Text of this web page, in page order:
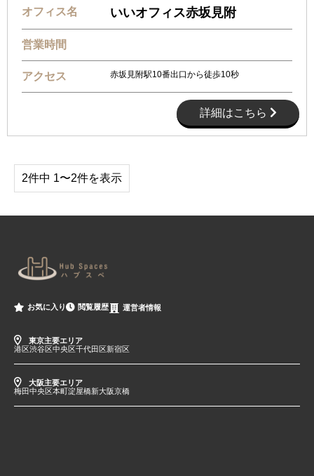
オフィス名 いいオフィス赤坂見附
営業時間
アクセス 赤坂見附駅10番出口から徒歩10秒
詳細はこちら
2件中 1〜2件を表示
お気に入り 閲覧履歴 運営者情報
東京主要エリア
港区渋谷区中央区千代田区新宿区
大阪主要エリア
梅田中央区本町淀屋橋新大阪京橋